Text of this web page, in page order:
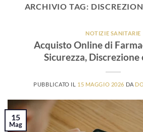
ARCHIVIO TAG:
NOTIZIE SANITARIE
Acquisto Online di
Sicurezza, Discrezione
PUBBLICATO IL 15 MAGGIO 2026 DA
15
Mag